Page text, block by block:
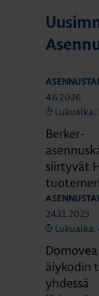
4.6.2026
Lukuaika:
Berker-
siirtyvät
24.11.2025
Lukuaika:
älykodin
yhdessä